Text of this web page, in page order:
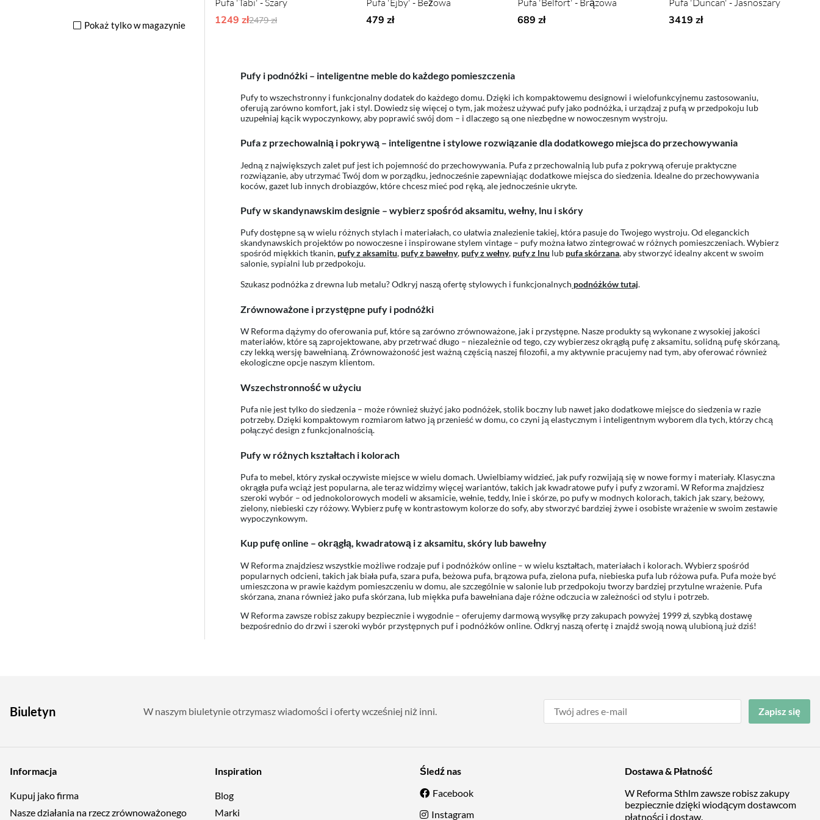
Pokaż tylko w magazynie
Pufa 'Tabi' - Szary
1249 złOrdynarne ceny:
2479 zł
Pufa 'Ejby' - Beżowa
479 zł
Pufa 'Belfort' - Brązowa
689 zł
Pufa 'Duncan' - Jasnoszary
3419 zł
Pufy i podnóżki – inteligentne meble do każdego pomieszczenia
Pufy to wszechstronny i funkcjonalny dodatek do każdego domu. Dzięki ich kompaktowemu designowi i wielofunkcyjnemu zastosowaniu,
oferują zarówno komfort, jak i styl. Dowiedz się więcej o tym, jak możesz używać pufy jako podnóżka, i urządzaj z pufą w przedpokoju lub
uzupełniaj kącik wypoczynkowy, aby poprawić swój dom – i dlaczego są one niezbędne w nowoczesnym wystroju.
Pufa z przechowalnią i pokrywą – inteligentne i stylowe rozwiązanie dla dodatkowego miejsca do przechowywania
Jedną z największych zalet puf jest ich pojemność do przechowywania. Pufa z przechowalnią lub pufa z pokrywą oferuje praktyczne
rozwiązanie, aby utrzymać Twój dom w porządku, jednocześnie zapewniając dodatkowe miejsca do siedzenia. Idealne do przechowywania
koców, gazet lub innych drobiazgów, które chcesz mieć pod ręką, ale jednocześnie ukryte.
Pufy w skandynawskim designie – wybierz spośród aksamitu, wełny, lnu i skóry
Pufy dostępne są w wielu różnych stylach i materiałach, co ułatwia znalezienie takiej, która pasuje do Twojego wystroju. Od eleganckich
skandynawskich projektów po nowoczesne i inspirowane stylem vintage – pufy można łatwo zintegrować w różnych pomieszczeniach. Wybierz
spośród miękkich tkanin, pufy z aksamitu, pufy z bawełny, pufy z wełny, pufy z lnu lub pufa skórzana, aby stworzyć idealny akcent w swoim
salonie, sypialni lub przedpokoju.
Szukasz podnóżka z drewna lub metalu? Odkryj naszą ofertę stylowych i funkcjonalnych podnóżków tutaj.
Zrównoważone i przystępne pufy i podnóżki
W Reforma dążymy do oferowania puf, które są zarówno zrównoważone, jak i przystępne. Nasze produkty są wykonane z wysokiej jakości
materiałów, które są zaprojektowane, aby przetrwać długo – niezależnie od tego, czy wybierzesz okrągłą pufę z aksamitu, solidną pufę skórzaną,
czy lekką wersję bawełnianą. Zrównoważoność jest ważną częścią naszej filozofii, a my aktywnie pracujemy nad tym, aby oferować również
ekologiczne opcje naszym klientom.
Wszechstronność w użyciu
Pufa nie jest tylko do siedzenia – może również służyć jako podnóżek, stolik boczny lub nawet jako dodatkowe miejsce do siedzenia w razie
potrzeby. Dzięki kompaktowym rozmiarom łatwo ją przenieść w domu, co czyni ją elastycznym i inteligentnym wyborem dla tych, którzy chcą
połączyć design z funkcjonalnością.
Pufy w różnych kształtach i kolorach
Pufa to mebel, który zyskał oczywiste miejsce w wielu domach. Uwielbiamy widzieć, jak pufy rozwijają się w nowe formy i materiały. Klasyczna
okrągła pufa wciąż jest popularna, ale teraz widzimy więcej wariantów, takich jak kwadratowe pufy i pufy z wzorami. W Reforma znajdziesz
szeroki wybór – od jednokolorowych modeli w aksamicie, wełnie, teddy, lnie i skórze, po pufy w modnych kolorach, takich jak szary, beżowy,
zielony, niebieski czy różowy. Wybierz pufę w kontrastowym kolorze do sofy, aby stworzyć bardziej żywe i osobiste wrażenie w swoim zestawie
wypoczynkowym.
Kup pufę online – okrągłą, kwadratową i z aksamitu, skóry lub bawełny
W Reforma znajdziesz wszystkie możliwe rodzaje puf i podnóżków online – w wielu kształtach, materiałach i kolorach. Wybierz spośród
popularnych odcieni, takich jak biała pufa, szara pufa, beżowa pufa, brązowa pufa, zielona pufa, niebieska pufa lub różowa pufa. Pufa może być
umieszczona w prawie każdym pomieszczeniu w domu, ale szczególnie w salonie lub przedpokoju tworzy bardziej przytulne wrażenie. Pufa
skórzana, znana również jako pufa skórzana, lub miękka pufa bawełniana daje różne odczucia w zależności od stylu i potrzeb.
W Reforma zawsze robisz zakupy bezpiecznie i wygodnie – oferujemy darmową wysyłkę przy zakupach powyżej 1999 zł, szybką dostawę
bezpośrednio do drzwi i szeroki wybór przystępnych puf i podnóżków online. Odkryj naszą ofertę i znajdź swoją nową ulubioną już dziś!
Biuletyn W naszym biuletynie otrzymasz wiadomości i oferty wcześniej niż inni. Zapisz się
Informacja
Kupuj jako firma
Nasze działania na rzecz zrównoważonego
Inspiration
Blog
Marki
Śledź nas
Facebook
Instagram
Dostawa & Płatność
W Reforma Sthlm zawsze robisz zakupy
bezpiecznie dzięki wiodącym dostawcom
płatności i dostaw.